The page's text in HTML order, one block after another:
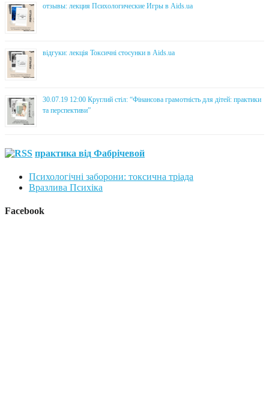
отзывы: лекция Психологические Игры в Aids.ua
відгуки: лекція Токсичні стосунки в Aids.ua
30.07.19 12:00 Круглий стіл: “Фінансова грамотність для дітей: практики
та перспективи”
практика від Фабрічевой
Психологічні заборони: токсична тріада
Вразлива Психіка
Facebook